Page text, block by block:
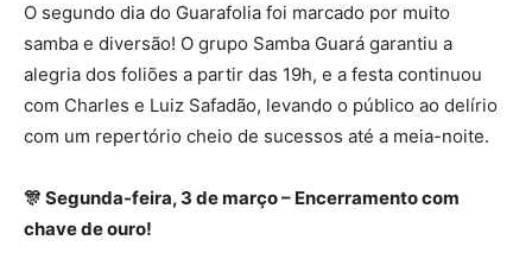
O segundo dia do Guarafolia foi marcado por muito
samba e diversão! O grupo Samba Guará garantiu a
alegria dos foliões a partir das 19h, e a festa continuou
com Charles e Luiz Safadão, levando o público ao delírio
com um repertório cheio de sucessos até a meia-noite.
🎊 Segunda-feira, 3 de março – Encerramento com
chave de ouro!